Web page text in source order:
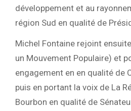
développement et au
région Sud en qualité de
Michel Fontaine rejoint
un Mouvement Populaire) et
engagement en en qualité de
puis en portant la voix de La
Bourbon en qualité de